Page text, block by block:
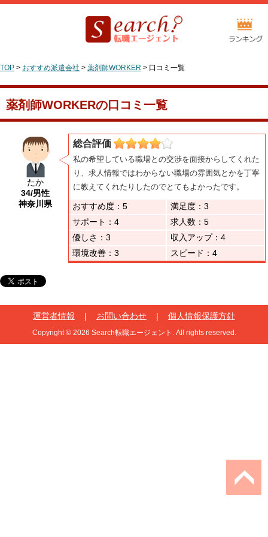
TOP > おすすめ派遣会社 > 薬剤師WORKER > 口コミ一覧
薬剤師WORKERの口コミ一覧
たか
34/男性
神奈川県
総合評価
私の希望している職場との交渉を面接からしてくれた
り、求人情報ではわからない職場の雰囲気とかを丁寧
に教えてくれたりしたのでとてもよかったです。
おすすめ度：5
満足度：3
サポート：4
求人数：5
優しさ：3
収入アップ：4
環境改善：3
スピード：4
運営者情報 | お問い合わせ | 個人情報保護方針
Copyright © 2026 Search転職エージェント. All rights reserved.